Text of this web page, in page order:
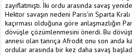
zayıflatmıştı. İki ordu arasında savaş
Hektor savaşın nedeni Paris'in Sparta
kaçırması olduğuna göre anlaşmazlığın
dövüşle çözümlenmesini önerdi. Bu
annesi olan tanrıça Afrodit onu son anda
ordular arasında bir kez daha savaş